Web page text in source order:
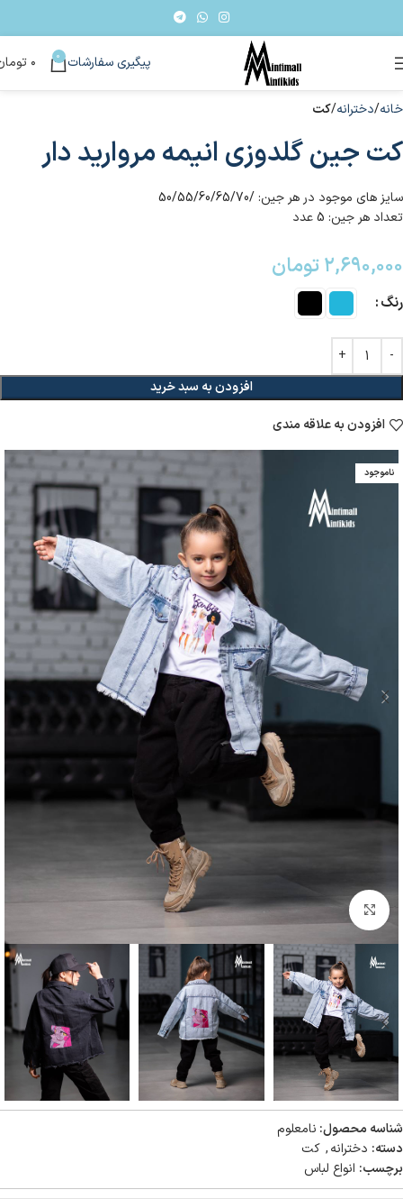
پیگیری سفارشات 0 ۰
خانه دخترانه کت
کت جین گلدوزی انیمه مروارید دار
سایز های موجود در هر جین: /50/55/60/65/70
تعداد هر جین: 5 عدد
۲,۶۹۰,۰۰۰تومان
رنگ
افزودن به سبد خرید
افزودن به علاقه مندی
ناموجود
بزرگنمایی تصویر
شناسه محصول: نامعلوم
دسته: دخترانه, کت
برچسب: انواع لباس